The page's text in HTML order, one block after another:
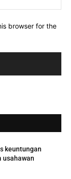
browser for the
keuntungan
usahawan